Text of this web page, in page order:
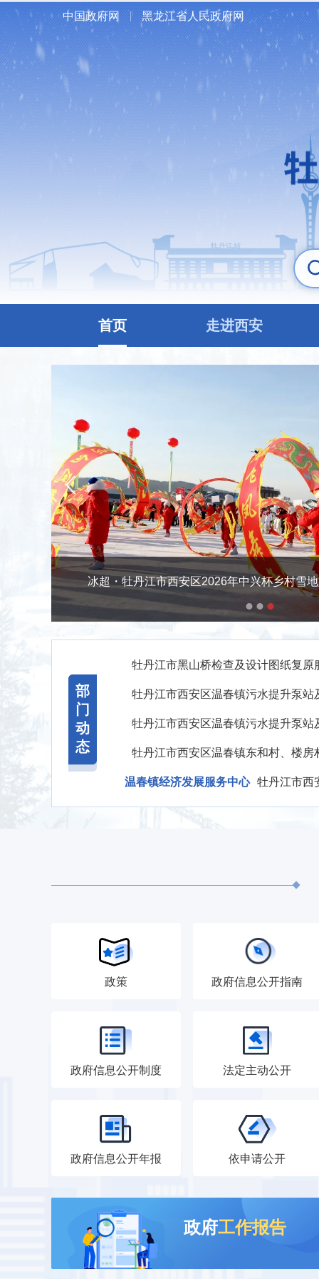
中国政府网 黑龙江省人民政府网
首页 走进西安
冰超・牡丹江市西安区2026年中兴杯乡村雪
部
门
动
态
牡丹江市黑山桥检查及设计图纸复原
温春镇经济发展服务中心 牡丹江市西安区温春镇2026
政策 政府信息公开指南
政府信息公开制度 法定主动公开
政府信息公开年报 依申请公开
政府工作报告